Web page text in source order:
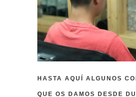
HASTA AQUÍ ALGUNOS
QUE OS DAMOS DESDE